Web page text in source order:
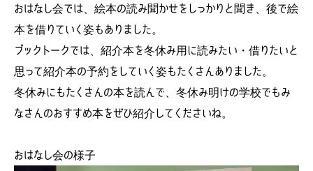
おはなし会では、絵本の読み聞かせをしっかりと聞き、後で絵
本を借りていく姿もありました。
ブックトークでは、紹介本を冬休み用に読みたい・借りたいと
思って紹介本の予約をしていく姿もたくさんありました。
冬休みにもたくさんの本を読んで、冬休み明けの学校でもみ
なさんのおすすめ本をぜひ紹介してくださいね。
おはなし会の様子